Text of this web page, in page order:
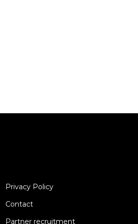
Privacy Policy
Contact
Partner recruitment